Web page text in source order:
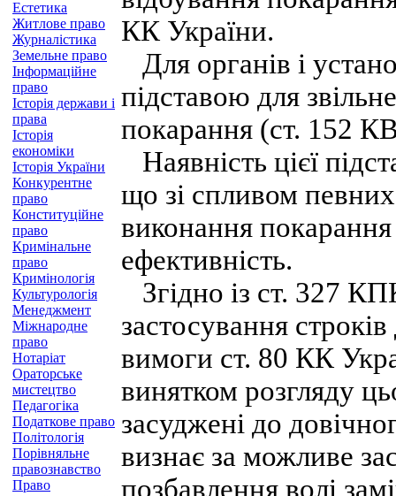
Естетика
Житлове право
Журналістика
Земельне право
Інформаційне
право
Історія держави і
права
Історія
економіки
Історія України
Конкурентне
право
Конституційне
право
Кримінальне
право
Кримінологія
Культурологія
Менеджмент
Міжнародне
право
Нотаріат
Ораторське
мистецтво
Педагогіка
Податкове право
Політологія
Порівняльне
правознавство
Право
КК України.
Для органів і
підставою для
покарання (ст. 152
Наявність цієї
що зі спливом
виконання покарання
ефективність.
Згідно із ст. 327
застосування
вимоги ст. 80 КК
винятком розгляду
засуджені до
визнає за можливе
позбавлення волі